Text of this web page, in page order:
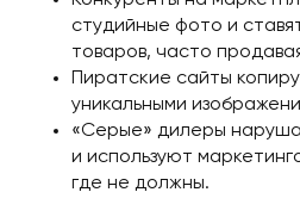
студийные фото и
товаров, часто
Пиратские сайты
уникальными
«Серые» дилеры
и используют
где не должны.